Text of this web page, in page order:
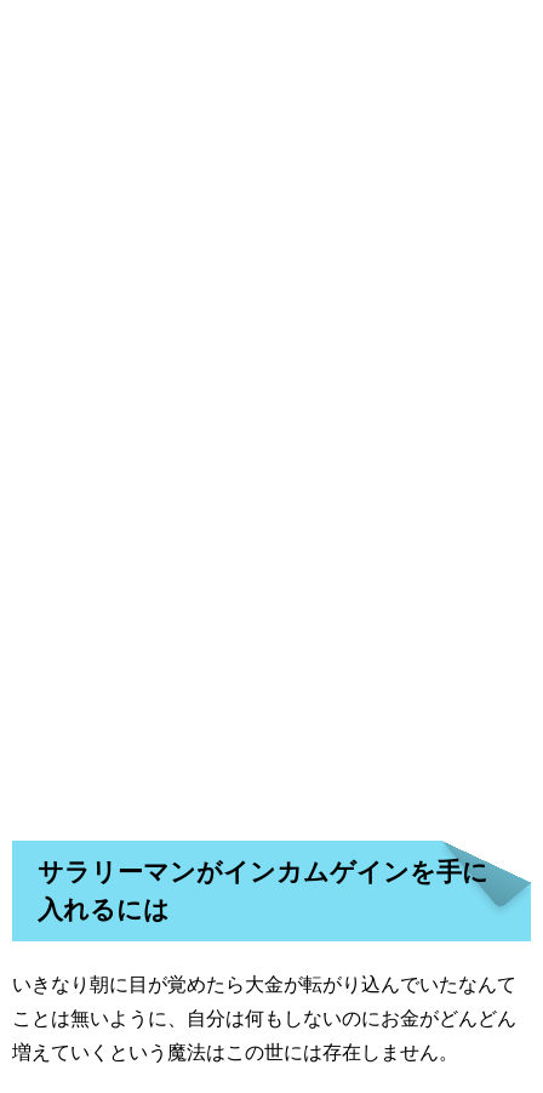
サラリーマンがインカムゲインを手に
入れるには
いきなり朝に目が覚めたら大金が転がり込んでいたなんて
ことは無いように、自分は何もしないのにお金がどんどん
増えていくという魔法はこの世には存在しません。